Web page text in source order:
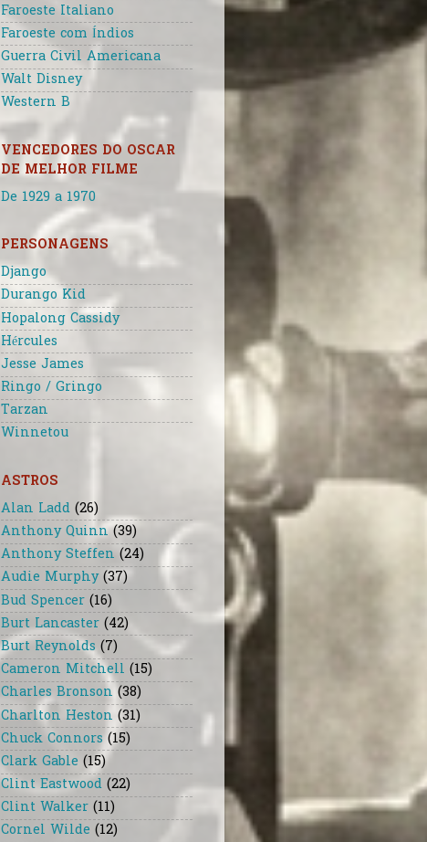
Faroeste Italiano
Faroeste com Índios
Guerra Civil Americana
Walt Disney
Western B
VENCEDORES DO OSCAR
DE MELHOR FILME
De 1929 a 1970
PERSONAGENS
Django
Durango Kid
Hopalong Cassidy
Hércules
Jesse James
Ringo / Gringo
Tarzan
Winnetou
ASTROS
Alan Ladd (26)
Anthony Quinn (39)
Anthony Steffen (24)
Audie Murphy (37)
Bud Spencer (16)
Burt Lancaster (42)
Burt Reynolds (7)
Cameron Mitchell (15)
Charles Bronson (38)
Charlton Heston (31)
Chuck Connors (15)
Clark Gable (15)
Clint Eastwood (22)
Clint Walker (11)
Cornel Wilde (12)